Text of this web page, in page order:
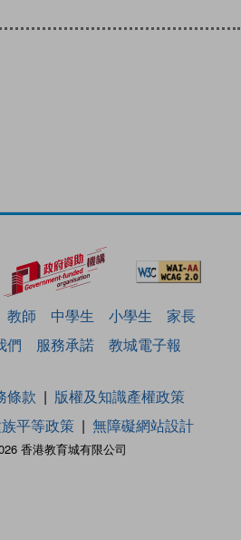
教師 中學生 小學生
家長
們 服務承諾 教城電子報
香港教育城有限公司
條款
版權及知識產權政策
平等政策 無障礙網站設計